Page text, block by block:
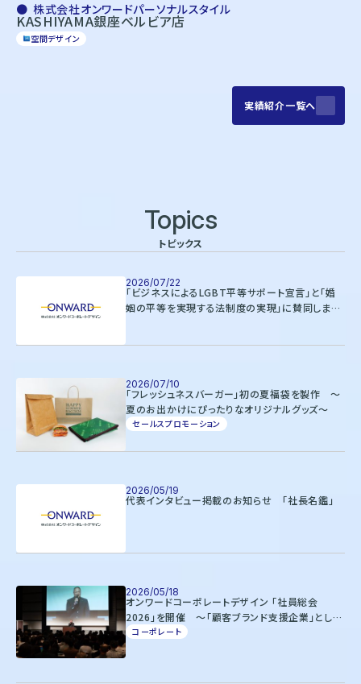
株式会社オンワードパーソナルスタイル
KASHIYAMA銀座ベルビア店
空間デザイン
実績紹介一覧へ
Topics
トピックス
2026/07/22
「ビジネスによるLGBT平等サポート宣言」と「婚
姻の平等を実現する法制度の実現」に賛同しまし
2026/07/10
「フレッシュネスバーガー」初の夏福袋を製作 ～
夏のお出かけにぴったりなオリジナルグッズ～
セールスプロモーション
2026/05/19
代表インタビュー掲載のお知らせ 「社長名鑑」
2026/05/18
オンワードコーポレートデザイン 「社員総会
2026」を開催 ～「顧客ブランド支援企業」として
の進化を加速～
コーポレート